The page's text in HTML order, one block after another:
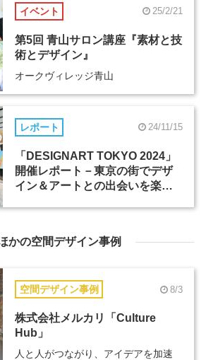
イベント 25/2/21
第5回 青山サロン講座『素材と技
術とデザイン』
オークヴィレッジ青山
レポート 24/11/15
「DESIGNART TOKYO 2024」
開催レポート－東京の街でデザ
イン＆アートとの出会いを楽し
かの空間デザイン事例
空間デザイン事例 8/3
株式会社メルカリ「Culture
Hub」
人と人がつながり、アイデアを加速